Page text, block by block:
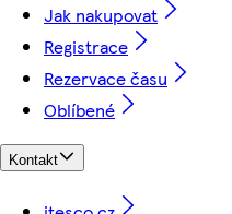
Jak nakupovat
Registrace
Rezervace času
Oblíbené
Kontakt